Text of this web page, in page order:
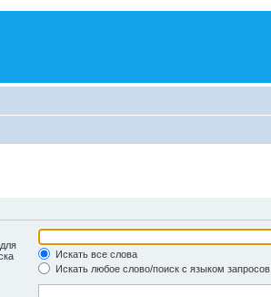
для
Искать все слова
Искать любое слово/поиск с языком запросов